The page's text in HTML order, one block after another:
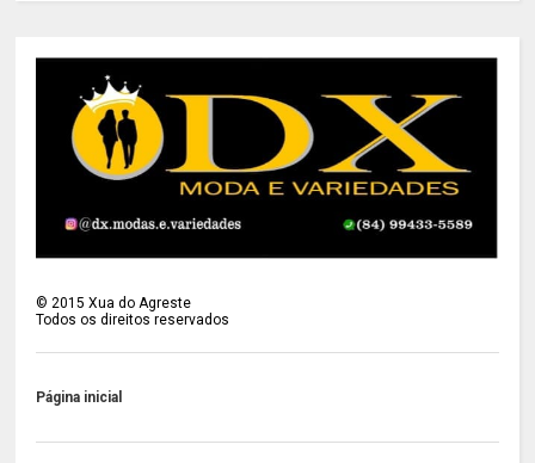
© 2015 Xua do Agreste
Todos os direitos reservados
Página inicial